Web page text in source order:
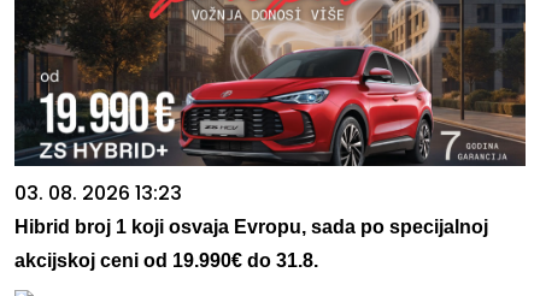
03. 08. 2026 13:23
Hibrid broj 1 koji osvaja Evropu, sada po specijalnoj
akcijskoj ceni od 19.990€ do 31.8.